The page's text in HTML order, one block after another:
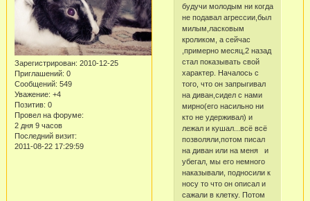
Зарегистрирован: 2010-12-25
Приглашений: 0
Сообщений: 549
Уважение: +4
Позитив: 0
Провел на форуме:
2 дня 9 часов
Последний визит:
2011-08-22 17:29:59
будучи молодым ни когда
не подавал агрессии,был
милым,ласковым
кроликом, а сейчас
,примерно месяц,2 назад
стал показывать свой
характер. Началось с
того, что он запрыгивал
на диван,сидел с нами
мирно(его насильно ни
кто не удерживал) и
лежал и кушал...всё всё
позволяли,потом писал
на диван или на меня и
убегал, мы его немного
наказывали, подносили к
носу то что он описал и
сажали в клетку. Потом